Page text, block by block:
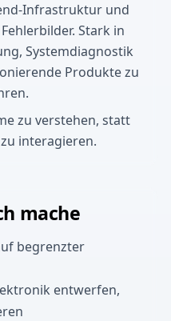
Infrastruktur und
Stark in
Systemdiagnostik
Produkte zu
zu verstehen, statt
interagieren.
mache
begrenzter
entwerfen,